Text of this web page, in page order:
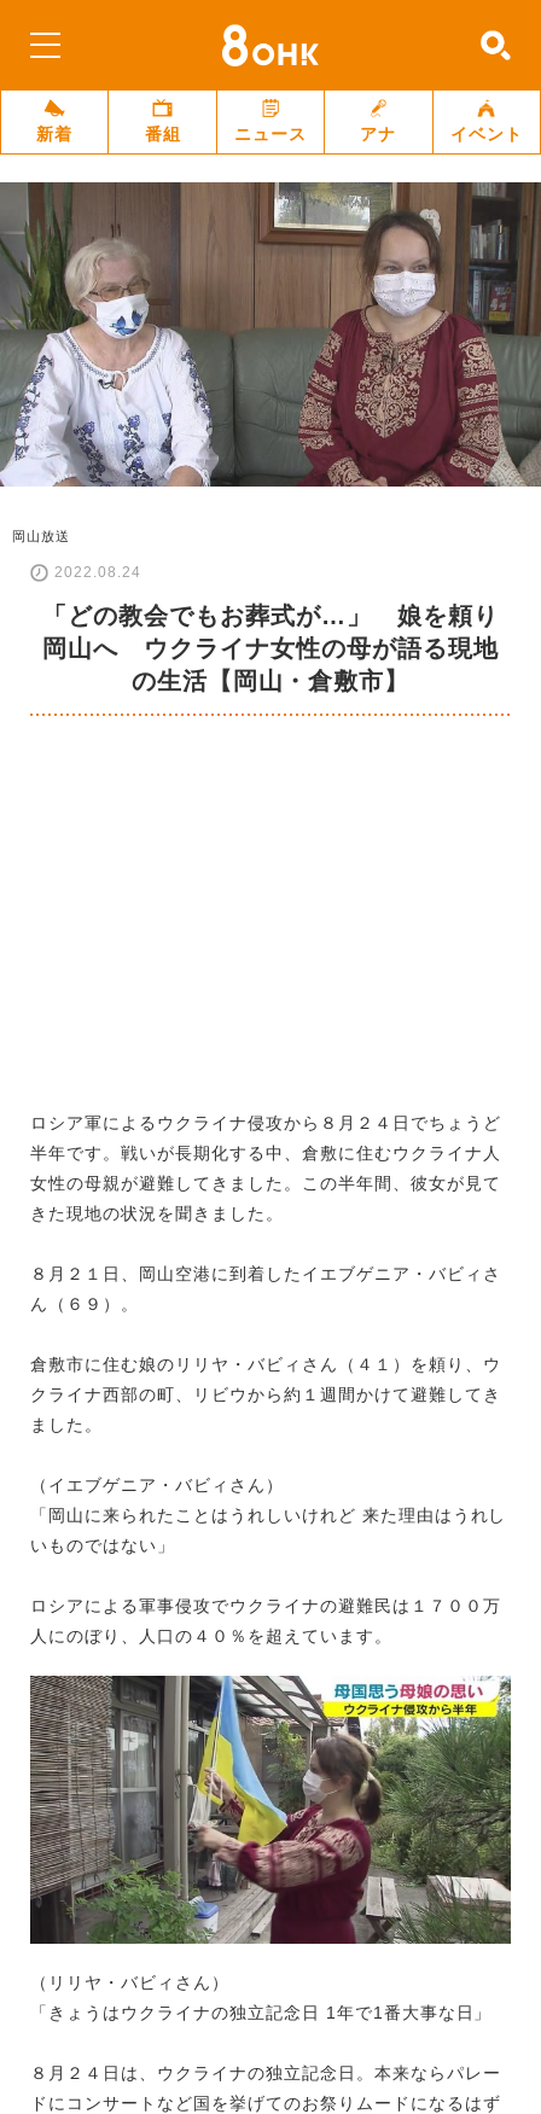
新着 番組 ニュース アナ イベント
岡山放送
2022.08.24
「どの教会でもお葬式が…」 娘を頼り
岡山へ ウクライナ女性の母が語る現地
の生活【岡山・倉敷市】
ロシア軍によるウクライナ侵攻から８月２４日でちょうど
半年です。戦いが長期化する中、倉敷に住むウクライナ人
女性の母親が避難してきました。この半年間、彼女が見て
きた現地の状況を聞きました。
８月２１日、岡山空港に到着したイエブゲニア・バビィさ
ん（６９）。
倉敷市に住む娘のリリヤ・バビィさん（４１）を頼り、ウ
クライナ西部の町、リビウから約１週間かけて避難してき
ました。
（イエブゲニア・バビィさん）
「岡山に来られたことはうれしいけれど 来た理由はうれし
いものではない」
ロシアによる軍事侵攻でウクライナの避難民は１７００万
人にのぼり、人口の４０％を超えています。
（リリヤ・バビィさん）
「きょうはウクライナの独立記念日 1年で1番大事な日」
８月２４日は、ウクライナの独立記念日。本来ならパレー
ドにコンサートなど国を挙げてのお祭りムードになるはず